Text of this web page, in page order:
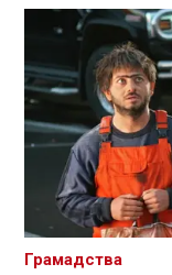
Грамадства